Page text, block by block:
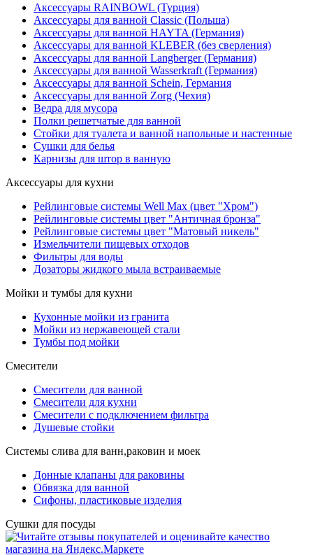
Аксессуары RAINBOWL (Турция)
Аксессуары для ванной Classic (Польша)
Аксессуары для ванной HAYTA (Германия)
Аксессуары для ванной KLEBER (без сверления)
Аксессуары для ванной Langberger (Германия)
Аксессуары для ванной Wasserkraft (Германия)
Аксессуары для ванной Schein, Германия
Аксессуары для ванной Zorg (Чехия)
Ведра для мусора
Полки решетчатые для ванной
Стойки для туалета и ванной напольные и настенные
Сушки для белья
Карнизы для штор в ванную
Аксессуары для кухни
Рейлинговые системы Well Max (цвет "Хром")
Рейлинговые системы цвет "Античная бронза"
Рейлинговые системы цвет "Матовый никель"
Измельчители пищевых отходов
Фильтры для воды
Дозаторы жидкого мыла встраиваемые
Мойки и тумбы для кухни
Кухонные мойки из гранита
Мойки из нержавеющей стали
Тумбы под мойки
Смесители
Смесители для ванной
Смесители для кухни
Смесители с подключением фильтра
Душевые стойки
Системы слива для ванн,раковин и моек
Донные клапаны для раковины
Обвязка для ванной
Сифоны, пластиковые изделия
Сушки для посуды